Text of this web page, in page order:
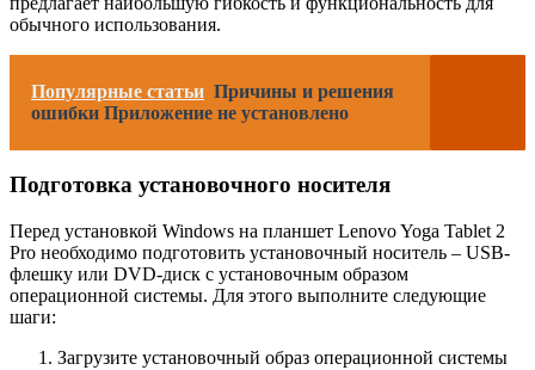
обычного использования.
Популярные статьи Причины и решения
ошибки Приложение не установлено
Подготовка установочного носителя
Перед установкой Windows на планшет Lenovo Yoga Tablet 2
Pro необходимо подготовить установочный носитель – USB-
флешку или DVD-диск с установочным образом
операционной системы. Для этого выполните следующие
шаги:
Загрузите установочный образ операционной системы